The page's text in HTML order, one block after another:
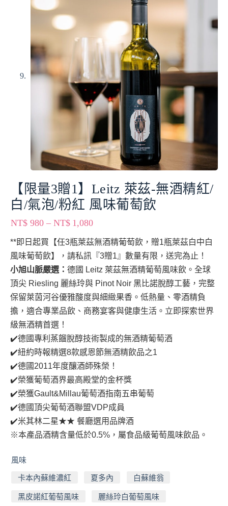
【限量3贈1】Leitz 萊茲-無酒精紅/
白/氣泡/粉紅 風味葡萄飲
NT$ 980 – NT$ 1,080
**即日起買【任3瓶萊茲無酒精葡萄飲，贈1瓶萊茲白中白
風味葡萄飲】，請私訊『3贈1』數量有限，送完為止！
小旭山脈嚴選： 德國 Leitz 萊茲無酒精葡萄風味飲。全球
頂尖 Riesling 麗絲玲與 Pinot Noir 黑比諾脫醇工藝，完整
保留萊茵河谷優雅酸度與細緻果香。低熱量、零酒精負
擔，適合專業品飲、商務宴客與健康生活。立即探索世界
級無酒精首選！
✔️德國專利蒸餾脫醇技術製成的無酒精葡萄酒
✔️紐約時報精選8款感恩節無酒精飲品之1
✔️德國2011年度釀酒師殊榮！
✔️榮獲葡萄酒界最高殿堂的金杯獎
✔️榮獲Gault&Millau葡萄酒指南五串葡萄
✔️德國頂尖葡萄酒聯盟VDP成員
✔️米其林二星★★ 餐廳選用品牌酒
※本產品酒精含量低於0.5%，屬食品級葡萄風味飲品。
風味
卡本內蘇維濃紅 夏多內 白蘇維翁
黑皮諾紅葡萄風味 麗絲玲白葡萄風味